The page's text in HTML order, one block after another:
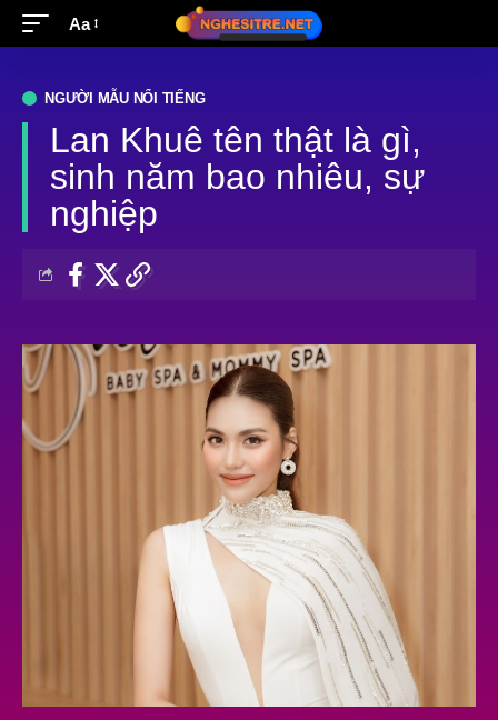
Aa
NGƯỜI MẪU NỔI TIẾNG
Lan Khuê tên thật là gì,
sinh năm bao nhiêu, sự
nghiệp